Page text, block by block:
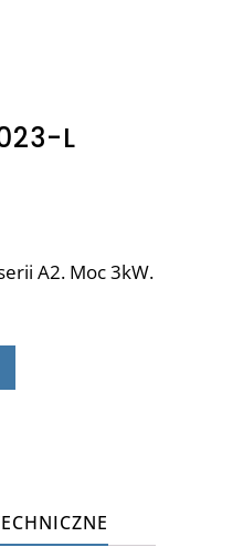
L
A2. Moc 3kW.